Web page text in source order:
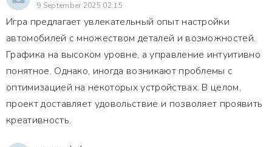
9 September 2025 02:15
Игра предлагает увлекательный опыт настройки
автомобилей с множеством деталей и возможностей.
Графика на высоком уровне, а управление интуитивно
понятное. Однако, иногда возникают проблемы с
оптимизацией на некоторых устройствах. В целом,
проект доставляет удовольствие и позволяет проявить
креативность.